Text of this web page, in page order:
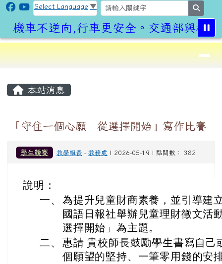
跳至主內容區
CLPS Site
Select Language ▼
機車不逆向,行車更安全。交通部與桃園
⏸
導覽列
本站消息
「守住一個心願 從選擇開始」寫作比賽
學生競賽 教學組長 - 教務處 | 2026-05-19 | 點閱數： 382
說明：
一、 為提升兒童財商素養，並引導建
國語日報社舉辦兒童理財徵文活
選擇開始」為主題。
二、 惠請 貴校師長鼓勵學生書寫自己
個願望的堅持、一筆零用錢的安